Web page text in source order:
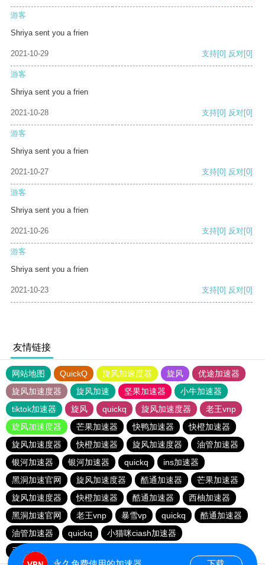
游客
Shriya sent you a frien
2021-10-29 支持[0] 反对[0]
游客
Shriya sent you a frien
2021-10-28 支持[0] 反对[0]
游客
Shriya sent you a frien
2021-10-27 支持[0] 反对[0]
游客
Shriya sent you a frien
2021-10-26 支持[0] 反对[0]
游客
Shriya sent you a frien
2021-10-23 支持[0] 反对[0]
友情链接
网站地图 QuickQ 旋风加速度器 旋风
优途加速器
旋风加速度器
旋风加速 坚果加速器
小牛加速器
tiktok加速器
旋风 quickq 旋风加速度器
老王vnp
旋风加速度器
芒果加速器 快鸭加速器
快橙加速器
旋风加速度器
快橙加速器 旋风加速度器
油管加速器
银河加速器
银河加速器 quickq
ins加速器
黑洞加速官网
旋风加速度器 酷通加速器
芒果加速器
旋风加速度器
快橙加速器 酷通加速器
西柚加速器
黑洞加速官网
老王vnp 暴雪vp quickq
酷通加速器
油管加速器
quickq
小猫咪ciash加速器
手机外国加速器官网